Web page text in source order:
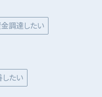
調達したい
たい